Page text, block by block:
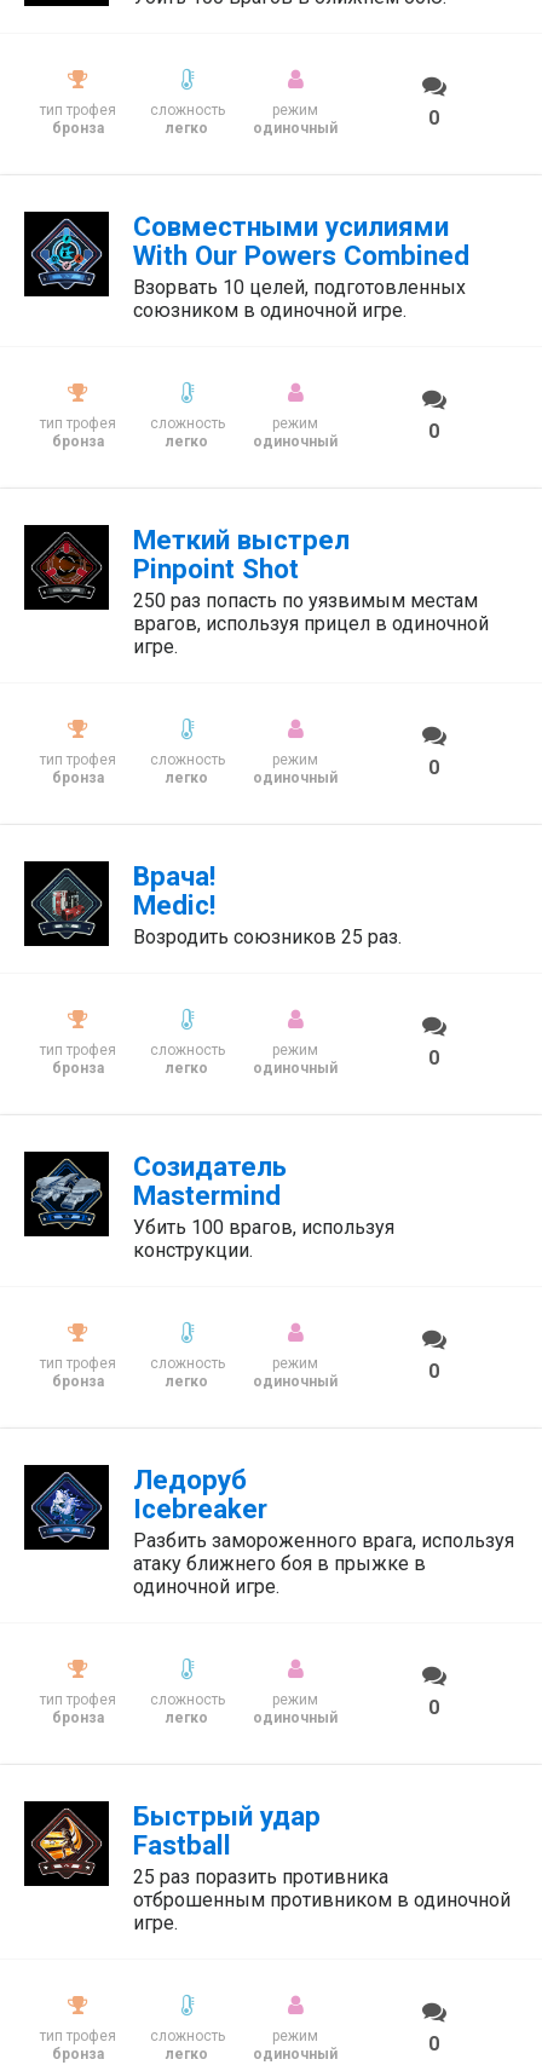
тип трофея
бронза
сложность
легко
режим
одиночный
0
Совместными усилиями
With Our Powers Combined
Взорвать 10 целей, подготовленных
союзником в одиночной игре.
тип трофея
бронза
сложность
легко
режим
одиночный
0
Меткий выстрел
Pinpoint Shot
250 раз попасть по уязвимым местам
врагов, используя прицел в одиночной
игре.
тип трофея
бронза
сложность
легко
режим
одиночный
0
Врача!
Medic!
Возродить союзников 25 раз.
тип трофея
бронза
сложность
легко
режим
одиночный
0
Созидатель
Mastermind
Убить 100 врагов, используя
конструкции.
тип трофея
бронза
сложность
легко
режим
одиночный
0
Ледоруб
Icebreaker
Разбить замороженного врага, используя
атаку ближнего боя в прыжке в
одиночной игре.
тип трофея
бронза
сложность
легко
режим
одиночный
0
Быстрый удар
Fastball
25 раз поразить противника
отброшенным противником в одиночной
игре.
тип трофея
бронза
сложность
легко
режим
одиночный
0